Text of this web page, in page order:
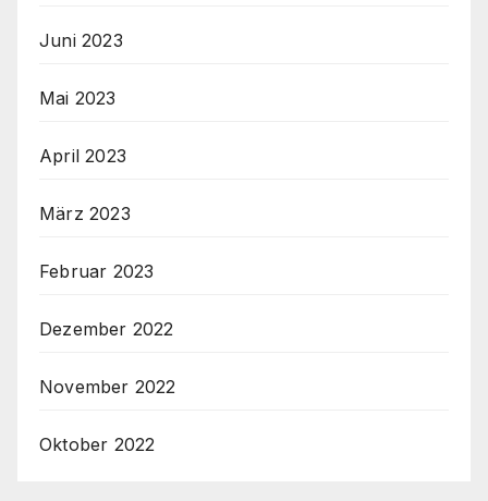
Juni 2023
Mai 2023
April 2023
März 2023
Februar 2023
Dezember 2022
November 2022
Oktober 2022